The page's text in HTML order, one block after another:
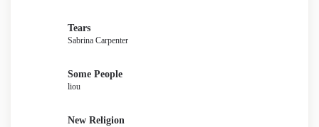
Tears
Sabrina Carpenter
Some People
liou
New Religion